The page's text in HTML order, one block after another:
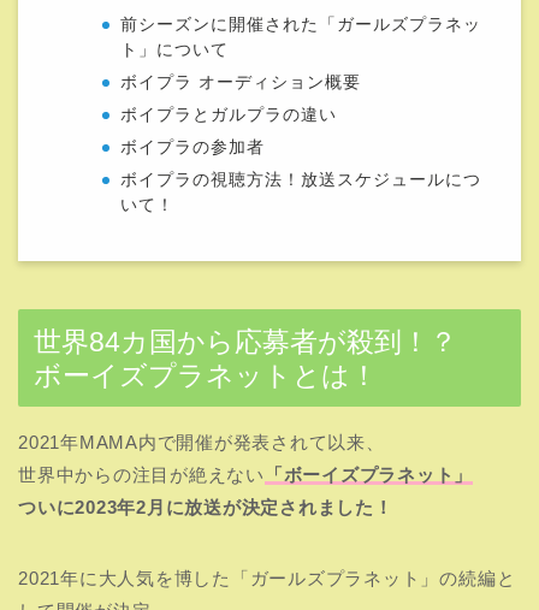
前シーズンに開催された「ガールズプラネッ
ト」について
ボイプラ オーディション概要
ボイプラとガルプラの違い
ボイプラの参加者
ボイプラの視聴方法！放送スケジュールにつ
いて！
世界84カ国から応募者が殺到！？
ボーイズプラネットとは！
2021年MAMA内で開催が発表されて以来、
世界中からの注目が絶えない
「ボーイズプラネット」
ついに2023年2月に放送が決定されました！
2021年に大人気を博した「ガールズプラネット」の続編と